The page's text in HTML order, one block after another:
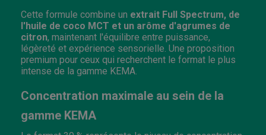
Cette formule combine un extrait Full Spectrum, de
l'huile de coco MCT et un arôme d'agrumes de
citron, maintenant l'équilibre entre puissance,
légèreté et expérience sensorielle. Une proposition
premium pour ceux qui recherchent le format le plus
intense de la gamme KEMA.
Concentration maximale au sein de la
gamme KEMA